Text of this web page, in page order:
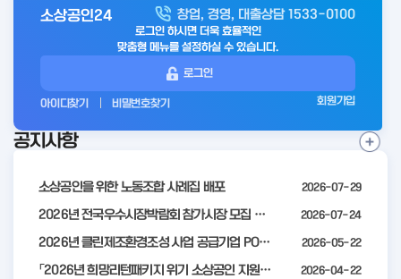
아
전
소상공인24 창업, 경영, 대출상담 1533-0100
로그인 하시면 더욱 효율적인
맞춤형 메뉴를 설정하실 수 있습니다.
로그인
아이디찾기 비밀번호찾기 회원가입
공지사항
소상공인을 위한 노동조합 사례집 배포 2026-07-29
2026년 전국우수시장박람회 참가시장 모집 공고 2026-07-24
2026년 클린제조환경조성 사업 공급기업 POOL 안내 2026-05-22
「2026년 희망리턴패키지 위기 소상공인 지원」모집 통합 2차 수정 공고 2026-04-22
공